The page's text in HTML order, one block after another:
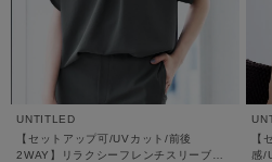
UNTITLED
【セットアップ可/UVカット/前後
2WAY】リラクシーフレンチスリーブブ
【
感/